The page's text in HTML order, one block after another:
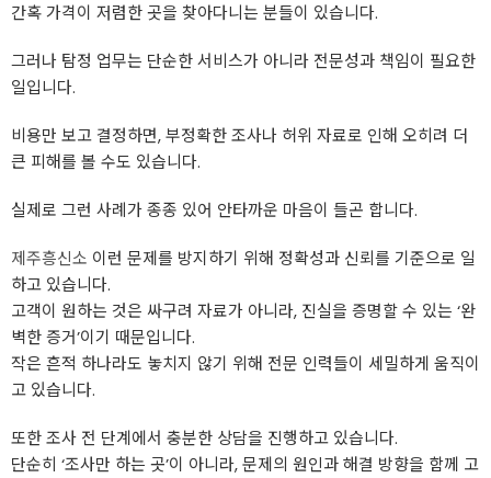
간혹 가격이 저렴한 곳을 찾아다니는 분들이 있습니다.
그러나 탐정 업무는 단순한 서비스가 아니라 전문성과 책임이 필요한
일입니다.
비용만 보고 결정하면, 부정확한 조사나 허위 자료로 인해 오히려 더
큰 피해를 볼 수도 있습니다.
실제로 그런 사례가 종종 있어 안타까운 마음이 들곤 합니다.
제주흥신소 이런 문제를 방지하기 위해 정확성과 신뢰를 기준으로 일
하고 있습니다.
고객이 원하는 것은 싸구려 자료가 아니라, 진실을 증명할 수 있는 ‘완
벽한 증거’이기 때문입니다.
작은 흔적 하나라도 놓치지 않기 위해 전문 인력들이 세밀하게 움직이
고 있습니다.
또한 조사 전 단계에서 충분한 상담을 진행하고 있습니다.
단순히 ‘조사만 하는 곳’이 아니라, 문제의 원인과 해결 방향을 함께 고